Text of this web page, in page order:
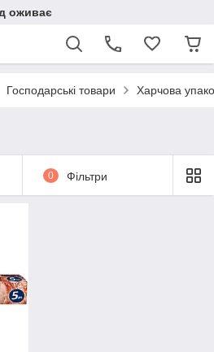
оживає
Господарські товари Харчова
0 Фільтри